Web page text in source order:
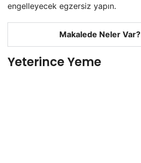
engelleyecek egzersiz yapın.
Makalede Neler Var?
Yeterince Yeme